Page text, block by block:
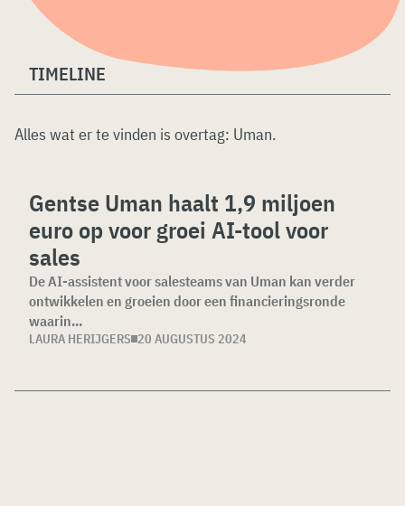
TIMELINE
Alles wat er te vinden is overtag: Uman.
Gentse Uman haalt 1,9 miljoen
euro op voor groei AI-tool voor
sales
De AI-assistent voor salesteams van Uman kan verder
ontwikkelen en groeien door een financieringsronde
waarin...
LAURA HERIJGERS 20 AUGUSTUS 2024